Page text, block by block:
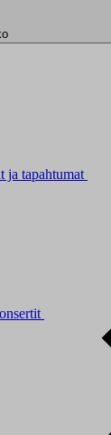
ja tapahtumat